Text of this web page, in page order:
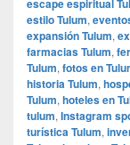
escape espiritual
estilo Tulum,
expansión Tulum,
farmacias Tulum,
Tulum, fotos en
historia Tulum,
Tulum, hoteles en
tulum, Instagram
turística Tulum,